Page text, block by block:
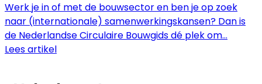
Werk je in of met de bouwsector en ben je op zoek
naar (internationale) samenwerkingskansen? Dan is
de Nederlandse Circulaire Bouwgids dé plek om...
Lees artikel